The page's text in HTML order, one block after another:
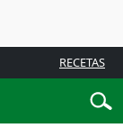
RECETAS